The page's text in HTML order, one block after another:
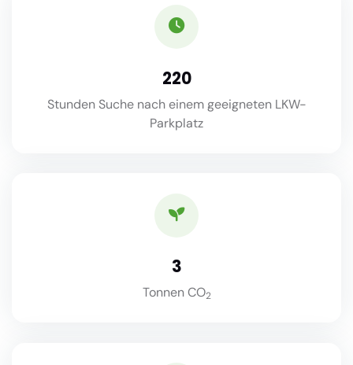
220
Stunden Suche nach einem geeigneten LKW-
Parkplatz
3
Tonnen CO2